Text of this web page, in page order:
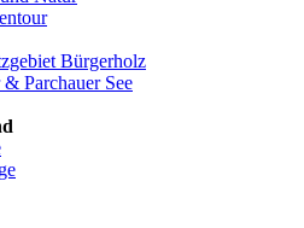
Bürgerholz
Parchauer See